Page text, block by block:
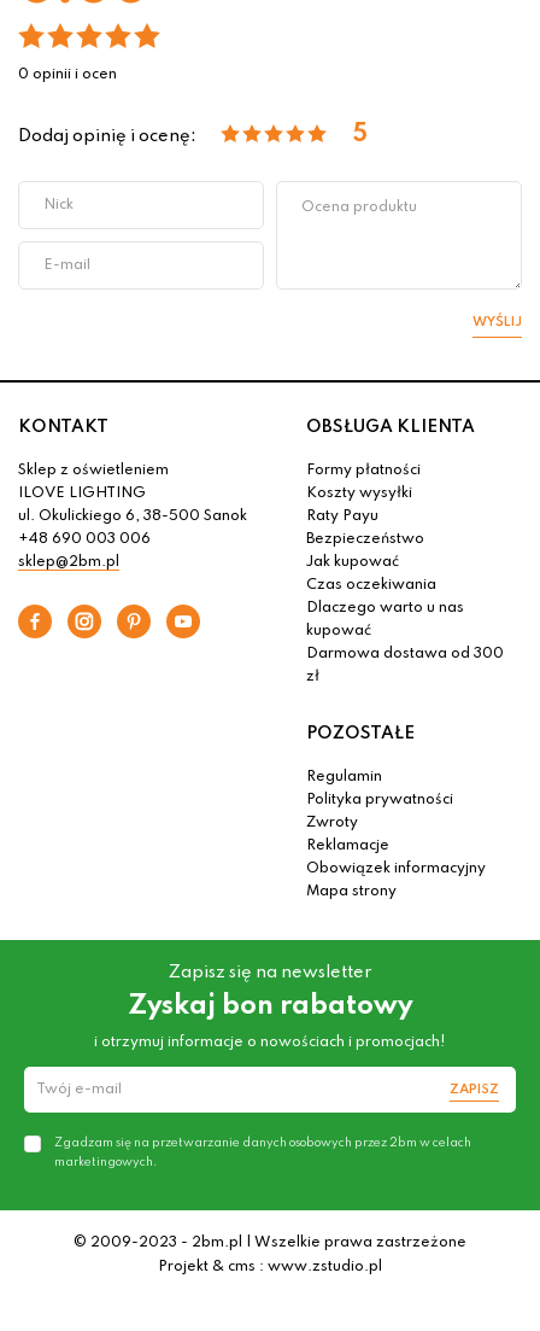
0 opinii i ocen
Dodaj opinię i ocenę: 5
WYŚLIJ
KONTAKT
Sklep z oświetleniem
ILOVE LIGHTING
ul. Okulickiego 6, 38-500 Sanok
+48 690 003 006
sklep@2bm.pl
OBSŁUGA KLIENTA
Formy płatności
Koszty wysyłki
Raty Payu
Bezpieczeństwo
Jak kupować
Czas oczekiwania
Dlaczego warto u nas
kupować
Darmowa dostawa od 300
zł
POZOSTAŁE
Regulamin
Polityka prywatności
Zwroty
Reklamacje
Obowiązek informacyjny
Mapa strony
Zapisz się na newsletter
Zyskaj bon rabatowy
i otrzymuj informacje o nowościach i promocjach!
ZAPISZ
Zgadzam się na przetwarzanie danych osobowych przez 2bm w celach
marketingowych.
© 2009-2023 - 2bm.pl | Wszelkie prawa zastrzeżone
Projekt & cms : www.zstudio.pl